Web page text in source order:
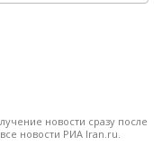
новости сразу после
новости РИА Iran.ru.